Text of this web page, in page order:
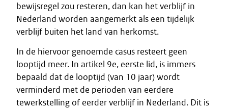
bewijsregel zou resteren, dan kan het verblijf in
Nederland worden aangemerkt als een tijdelijk
verblijf buiten het land van herkomst.
In de hiervoor genoemde casus resteert geen
looptijd meer. In artikel 9e, eerste lid, is immers
bepaald dat de looptijd (van 10 jaar) wordt
verminderd met de perioden van eerdere
tewerkstelling of eerder verblijf in Nederland. Dit is